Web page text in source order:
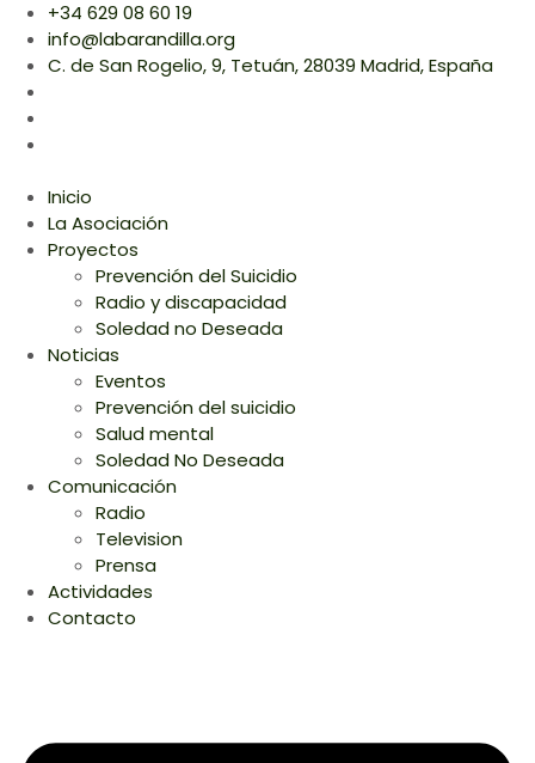
+34 629 08 60 19
info@labarandilla.org
C. de San Rogelio, 9, Tetuán, 28039 Madrid, España
Inicio
La Asociación
Proyectos
Prevención del Suicidio
Radio y discapacidad
Soledad no Deseada
Noticias
Eventos
Prevención del suicidio
Salud mental
Soledad No Deseada
Comunicación
Radio
Television
Prensa
Actividades
Contacto